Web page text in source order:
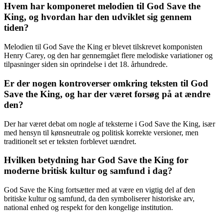
Hvem har komponeret melodien til God Save the
King, og hvordan har den udviklet sig gennem
tiden?
Melodien til God Save the King er blevet tilskrevet komponisten
Henry Carey, og den har gennemgået flere melodiske variationer og
tilpasninger siden sin oprindelse i det 18. århundrede.
Er der nogen kontroverser omkring teksten til God
Save the King, og har der været forsøg på at ændre
den?
Der har været debat om nogle af teksterne i God Save the King, især
med hensyn til kønsneutrale og politisk korrekte versioner, men
traditionelt set er teksten forblevet uændret.
Hvilken betydning har God Save the King for
moderne britisk kultur og samfund i dag?
God Save the King fortsætter med at være en vigtig del af den
britiske kultur og samfund, da den symboliserer historiske arv,
national enhed og respekt for den kongelige institution.